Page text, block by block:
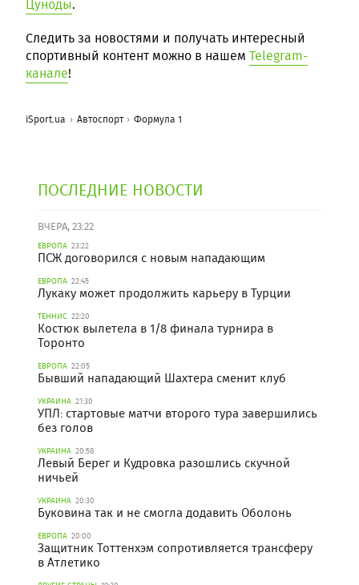
Цуноды.
Следить за новостями и получать интересный
спортивный контент можно в нашем Telegram-
канале!
iSport.ua Автоспорт Формула 1
ПОСЛЕДНИЕ НОВОСТИ
ВЧЕРА, 23:22
ЕВРОПА 23:22
ПСЖ договорился с новым нападающим
ЕВРОПА 22:45
Лукаку может продолжить карьеру в Турции
ТЕННИС 22:20
Костюк вылетела в 1/8 финала турнира в
Торонто
ЕВРОПА 22:05
Бывший нападающий Шахтера сменит клуб
УКРАИНА 21:30
УПЛ: стартовые матчи второго тура завершились
без голов
УКРАИНА 20:58
Левый Берег и Кудровка разошлись скучной
ничьей
УКРАИНА 20:30
Буковина так и не смогла додавить Оболонь
ЕВРОПА 20:00
Защитник Тоттенхэм сопротивляется трансферу
в Атлетико